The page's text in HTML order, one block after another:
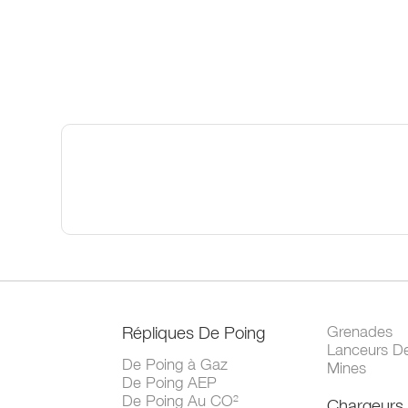
Répliques De Poing
De Poing à Gaz
De Poing AEP
De Poing Au CO²
Grenades
Lanceurs
Mines